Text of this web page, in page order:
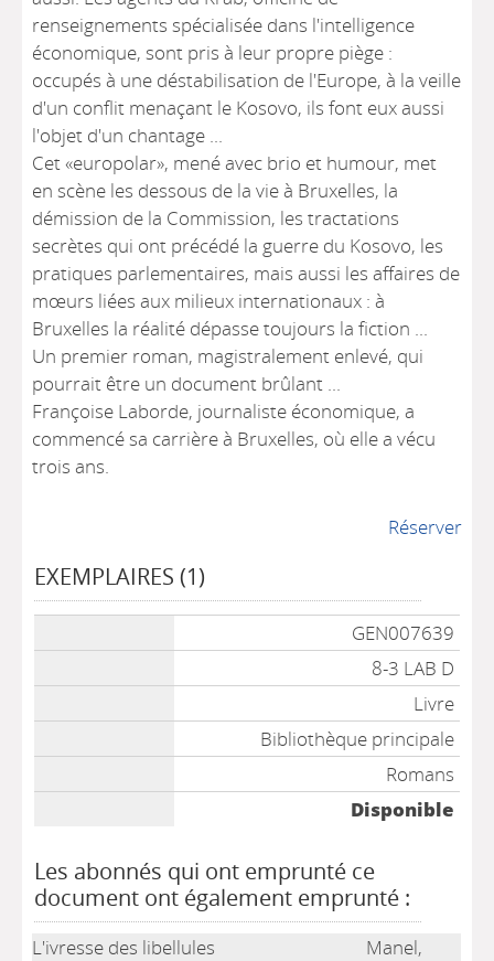
renseignements spécialisée dans l'intelligence
économique, sont pris à leur propre piège :
occupés à une déstabilisation de l'Europe, à la veille
d'un conflit menaçant le Kosovo, ils font eux aussi
l'objet d'un chantage ...
Cet «europolar», mené avec brio et humour, met
en scène les dessous de la vie à Bruxelles, la
démission de la Commission, les tractations
secrètes qui ont précédé la guerre du Kosovo, les
pratiques parlementaires, mais aussi les affaires de
mœurs liées aux milieux internationaux : à
Bruxelles la réalité dépasse toujours la fiction ...
Un premier roman, magistralement enlevé, qui
pourrait être un document brûlant ...
Françoise Laborde, journaliste économique, a
commencé sa carrière à Bruxelles, où elle a vécu
trois ans.
Réserver
EXEMPLAIRES (1)
GEN007639
8-3 LAB D
Livre
Bibliothèque principale
Romans
Disponible
Les abonnés qui ont emprunté ce
document ont également emprunté :
L'ivresse des libellules
Manel,